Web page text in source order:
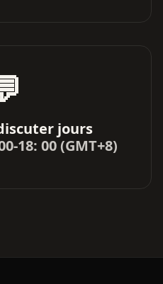
jours
18: 00 (GMT+8)